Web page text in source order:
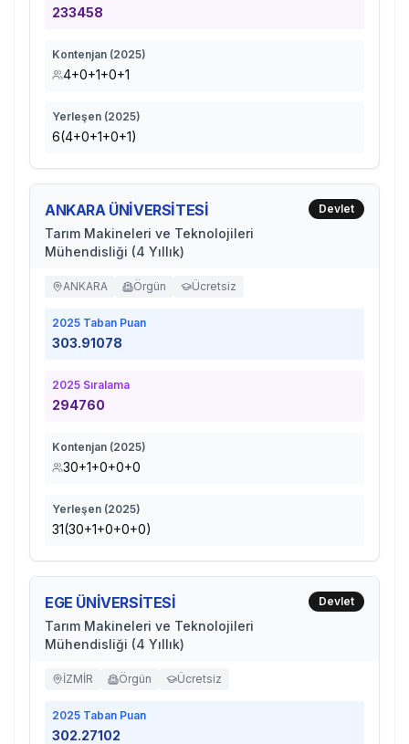
233458
Kontenjan (2025)
4+0+1+0+1
Yerleşen (2025)
6(4+0+1+0+1)
ANKARA ÜNİVERSİTESİ
Tarım Makineleri ve Teknolojileri
Mühendisliği (4 Yıllık)
Devlet
ANKARA Örgün Ücretsiz
2025 Taban Puan
303.91078
2025 Sıralama
294760
Kontenjan (2025)
30+1+0+0+0
Yerleşen (2025)
31(30+1+0+0+0)
EGE ÜNİVERSİTESİ
Tarım Makineleri ve Teknolojileri
Mühendisliği (4 Yıllık)
Devlet
İZMİR Örgün Ücretsiz
2025 Taban Puan
302.27102